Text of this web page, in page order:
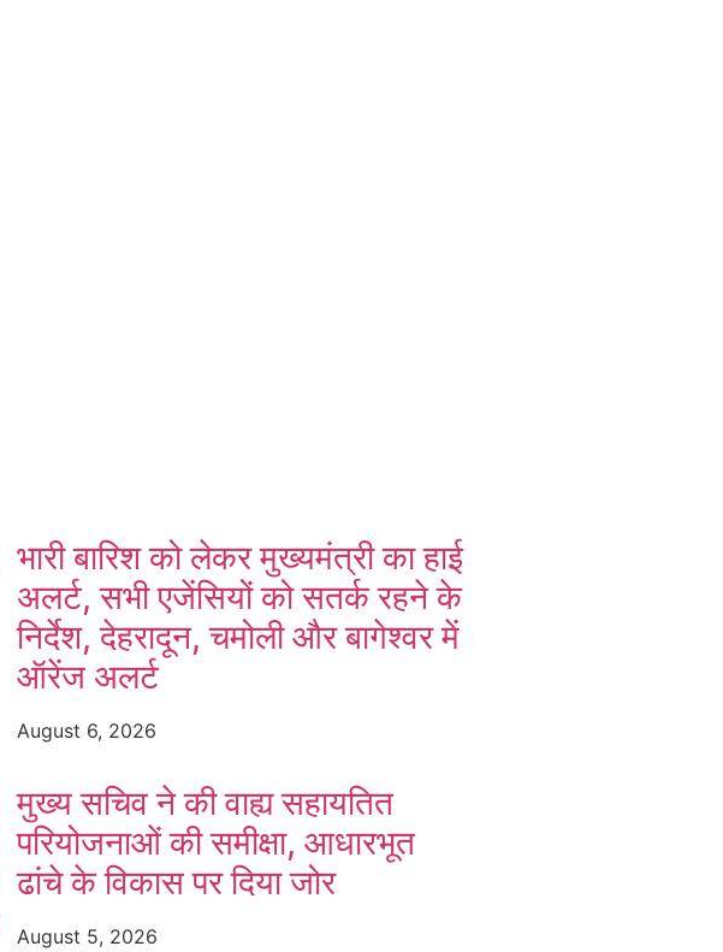
भारी बारिश को लेकर मुख्यमंत्री का हाई
अलर्ट, सभी एजेंसियों को सतर्क रहने के
निर्देश, देहरादून, चमोली और बागेश्वर में
ऑरेंज अलर्ट
August 6, 2026
मुख्य सचिव ने की वाह्य सहायतित
परियोजनाओं की समीक्षा, आधारभूत
ढांचे के विकास पर दिया जोर
August 5, 2026